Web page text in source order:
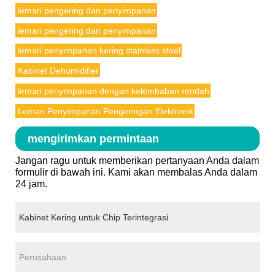
lemari pengering dan penyimpanan
lemari pengering dan penyimpanan
lemari penyimpanan kering stainless steel
Kabinet Dehumidifier
lemari penyimpanan dengan kelembaban rendah
Lemari Penyimpanan Pengeringan Elektronik
mengirimkan permintaan
Jangan ragu untuk memberikan pertanyaan Anda dalam
formulir di bawah ini. Kami akan membalas Anda dalam
24 jam.